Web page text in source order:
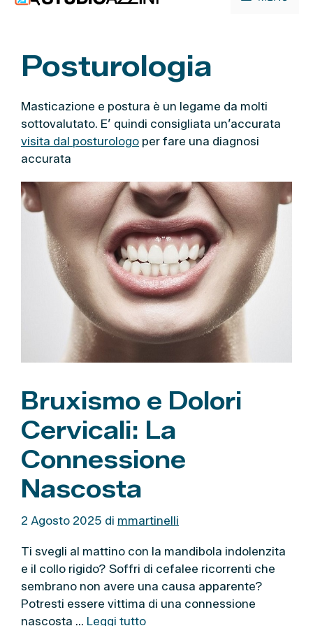
contenuto
Posturologia
Masticazione e postura è un legame da molti
sottovalutato. E’ quindi consigliata un’accurata
visita dal posturologo per fare una diagnosi
accurata
Bruxismo e Dolori
Cervicali: La
Connessione
Nascosta
2 Agosto 2025 di mmartinelli
Ti svegli al mattino con la mandibola indolenzita
e il collo rigido? Soffri di cefalee ricorrenti che
sembrano non avere una causa apparente?
Potresti essere vittima di una connessione
nascosta … Leggi tutto